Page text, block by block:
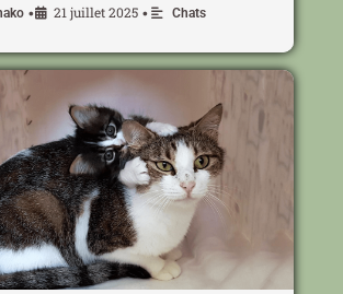
• 21 juillet 2025 • Chats